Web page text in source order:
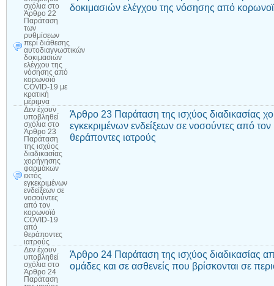
σχόλια στο
Άρθρο 22
Παράταση
των
ρυθμίσεων
περί διάθεσης
αυτοδιαγνωστικών
δοκιμασιών
ελέγχου της
νόσησης από
κορωνοϊό
COVID-19 με
κρατική
μέριμνα
δοκιμασιών ελέγχου της νόσησης από
Δεν έχουν
υποβληθεί
σχόλια στο
Άρθρο 23
Παράταση
της ισχύος
διαδικασίας
χορήγησης
φαρμάκων
εκτός
εγκεκριμένων
ενδείξεων σε
νοσούντες
από τον
κορωνοϊό
COVID-19
από
θεράποντες
ιατρούς
Άρθρο 23 Παράταση της ισχύος διαδικασίας
εγκεκριμένων ενδείξεων σε νοσούντες από
θεράποντες ιατρούς
Δεν έχουν
υποβληθεί
σχόλια στο
Άρθρο 24
Παράταση
Άρθρο 24 Παράταση της ισχύος διαδικασίας
ομάδες και σε ασθενείς που βρίσκονται σε